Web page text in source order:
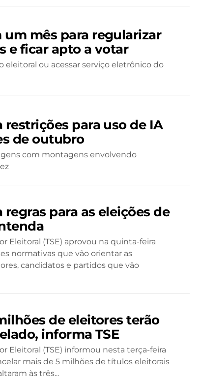
um mês para regularizar
e ficar apto a votar
eleitoral ou acessar serviço eletrônico do
restrições para uso de IA
de outubro
com montagens envolvendo
regras para as eleições de
Eleitoral (TSE) aprovou na quinta-feira
normativas que vão orientar as
candidatos e partidos que vão
de eleitores terão
informa TSE
Eleitoral (TSE) informou nesta terça-feira
mais de 5 milhões de títulos eleitorais
às três...